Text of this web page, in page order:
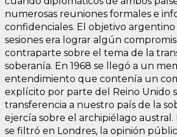
numerosas reuniones formales e
confidenciales. El objetivo argentino
sesiones era lograr algún
contraparte sobre el tema de la
soberanía. En 1968 se llegó a un
entendimiento que contenía un
explícito por parte del Reino Unido
transferencia a nuestro país de la
ejercía sobre el archipiélago
se filtró en Londres, la opinión